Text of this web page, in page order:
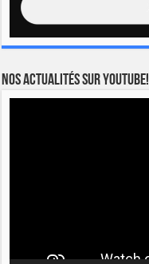
Nos actualités sur YOUTUBE!